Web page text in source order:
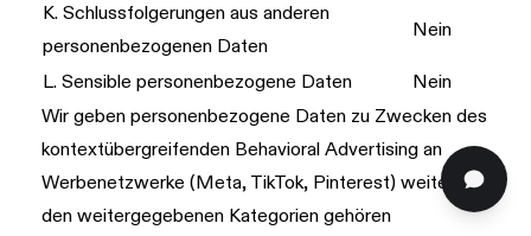
K. Schlussfolgerungen aus anderen
personenbezogenen Daten
Nein
L. Sensible personenbezogene Daten
Nein
Wir geben personenbezogene Daten zu Zwecken des
kontextübergreifenden Behavioral Advertising an
Werbenetzwerke (Meta, TikTok, Pinterest) weiter. Zu
den weitergegebenen Kategorien gehören